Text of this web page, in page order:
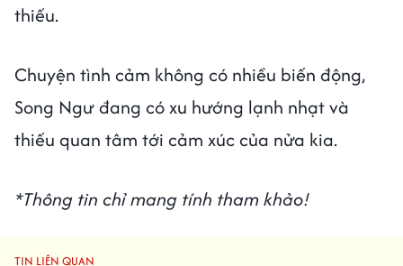
thiếu.
Chuyện tình cảm không có nhiều biến động,
Song Ngư đang có xu hướng lạnh nhạt và
thiếu quan tâm tới cảm xúc của nửa kia.
*Thông tin chỉ mang tính tham khảo!
TIN LIÊN QUAN